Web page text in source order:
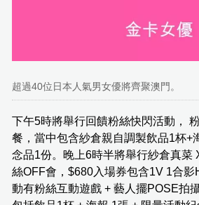
超過40位日本人氣男女優將齊聚澳門。
下午5時將舉行回饋粉絲快閃活動，
餐，當中包含紗倉親自調製飲品1杯+
念品1份。晚上6時半將舉行紗倉真菜
絲OFF會，$680入場券包含1V 1合影
動有粉絲互動遊戲 + 藝人擺POSE拍